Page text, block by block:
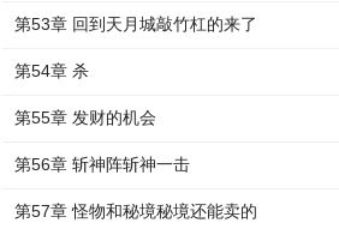
第53章 回到天月城敲竹杠的来了
第54章 杀
第55章 发财的机会
第56章 斩神阵斩神一击
第57章 怪物和秘境秘境还能卖的